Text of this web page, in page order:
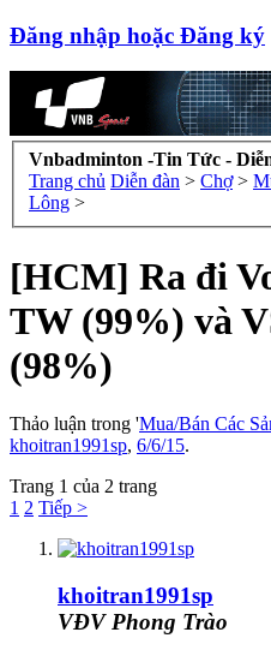
Đăng nhập hoặc Đăng ký
Vnbadminton -Tin Tức -
Trang chủ Diễn đàn > Chợ >
Lông >
[HCM] Ra đi
TW (99%) và
(98%)
Thảo luận trong 'Mua/Bán Các
khoitran1991sp, 6/6/15.
Trang 1 của 2 trang
1 2 Tiếp >
khoitran1991sp
VĐV Phong Trào